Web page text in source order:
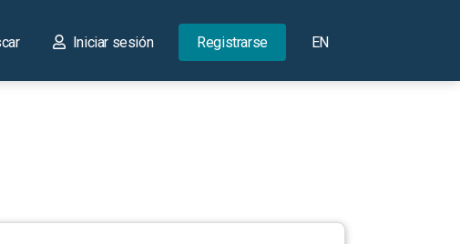
Iniciar sesión Registrarse EN